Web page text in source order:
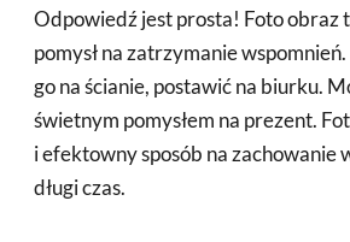
Odpowiedź jest prosta! Foto obraz
pomysł na zatrzymanie
go na ścianie, postawić na biurku.
świetnym pomysłem na prezent.
i efektowny sposób na zachowanie
długi czas.